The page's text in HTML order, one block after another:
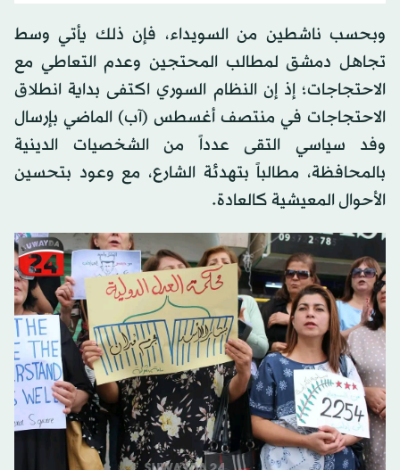
وبحسب ناشطين من السويداء، فإن ذلك يأتي وسط
تجاهل دمشق لمطالب المحتجين وعدم التعاطي مع
الاحتجاجات؛ إذ إن النظام السوري اكتفى بداية انطلاق
الاحتجاجات في منتصف أغسطس (آب) الماضي بإرسال
وفد سياسي التقى عدداً من الشخصيات الدينية
بالمحافظة، مطالباً بتهدئة الشارع، مع وعود بتحسين
الأحوال المعيشية كالعادة.